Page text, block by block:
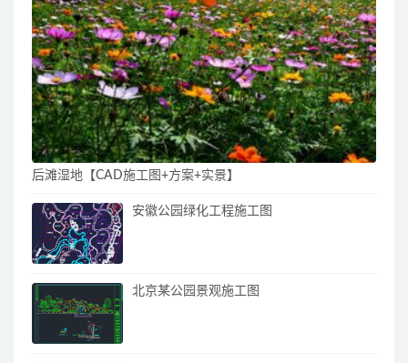
后滩湿地【CAD施工图+方案+实景】
安徽公园绿化工程施工图
北京某公园景观施工图